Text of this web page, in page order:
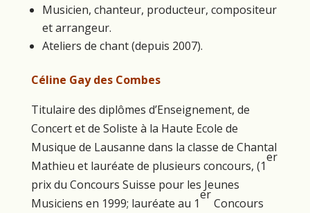
Musicien, chanteur, producteur, compositeur
et arrangeur.
Ateliers de chant (depuis 2007).
Céline Gay des Combes
Titulaire des diplômes d’Enseignement, de
Concert et de Soliste à la Haute Ecole de
Musique de Lausanne dans la classe de Chantal
Mathieu et lauréate de plusieurs concours, (1
er
prix du Concours Suisse pour les Jeunes
Musiciens en 1999; lauréate au 1
er
Concours